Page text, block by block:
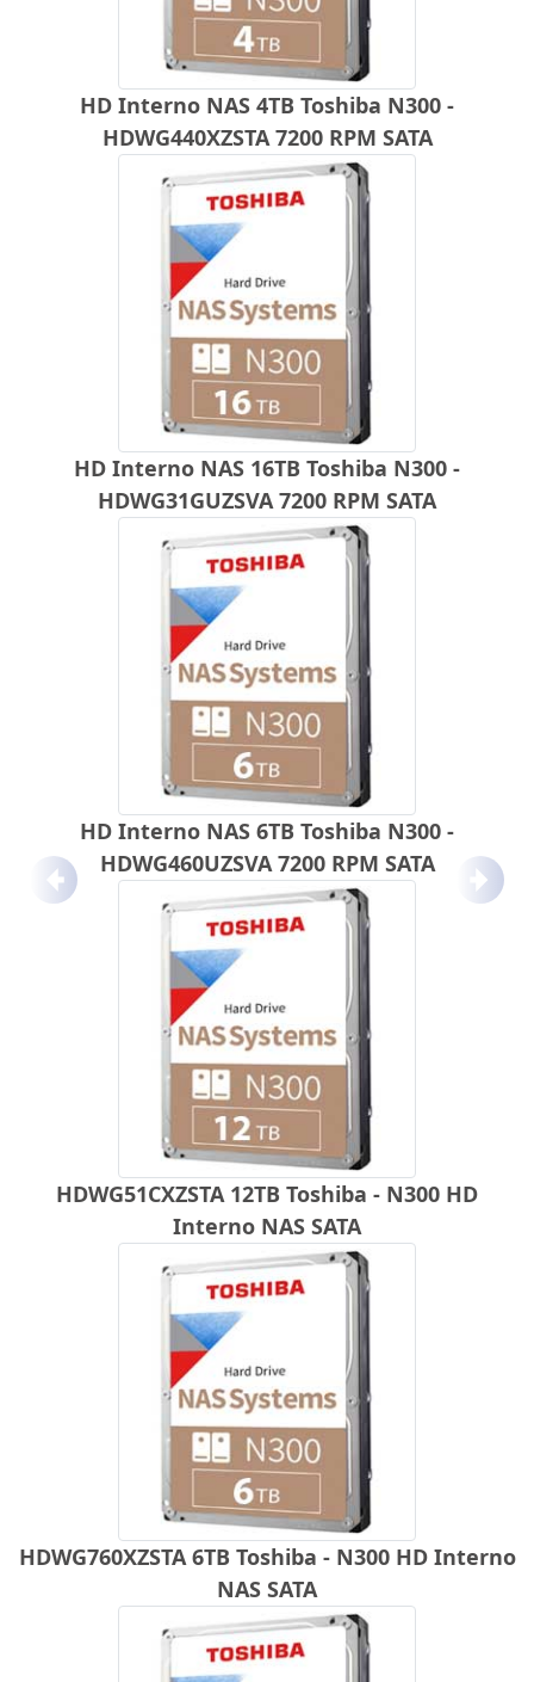
HD Interno NAS 4TB Toshiba N300 -
HDWG440XZSTA 7200 RPM SATA
HD Interno NAS 16TB Toshiba N300 -
HDWG31GUZSVA 7200 RPM SATA
HD Interno NAS 6TB Toshiba N300 -
HDWG460UZSVA 7200 RPM SATA
HDWG51CXZSTA 12TB Toshiba - N300 HD
Interno NAS SATA
HDWG760XZSTA 6TB Toshiba - N300 HD Interno
NAS SATA
Anterior